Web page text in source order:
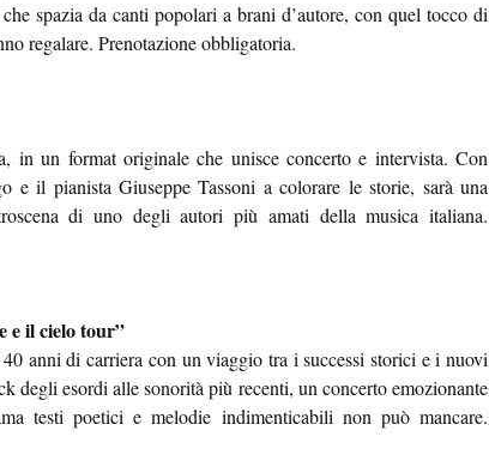
spazia da canti popolari a brani d’autore, con quel tocco di
regalare. Prenotazione obbligatoria.
in un format originale che unisce concerto e intervista. Con
e il pianista Giuseppe Tassoni a colorare le storie, sarà una
di uno degli autori più amati della musica italiana.
il cielo tour”
anni di carriera con un viaggio tra i successi storici e i nuovi
degli esordi alle sonorità più recenti, un concerto emozionante
testi poetici e melodie indimenticabili non può mancare.